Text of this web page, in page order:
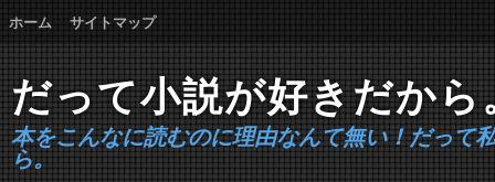
ホーム サイトマップ
だって小説が好きだから
本をこんなに読むのに理由なんて無い！だって
ら。